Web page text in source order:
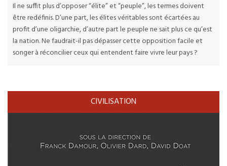
Il ne suffit plus d’opposer “élite” et “peuple”, les termes doivent
être redéfinis. D’une part, les élites véritables sont écartées au
profit d’une oligarchie, d’autre part le peuple ne sait plus ce qu’est
la nation. Ne faudrait-il pas dépasser cette opposition facile et
songer à réconcilier ceux qui entendent faire vivre leur pays ?
CIVILISATION